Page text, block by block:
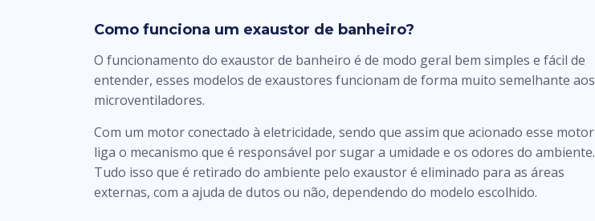
Como funciona um exaustor de banheiro?
O funcionamento do exaustor de banheiro é de modo geral bem simples e fácil de
entender, esses modelos de exaustores funcionam de forma muito semelhante aos
microventiladores.
Com um motor conectado à eletricidade, sendo que assim que acionado esse motor
liga o mecanismo que é responsável por sugar a umidade e os odores do ambiente.
Tudo isso que é retirado do ambiente pelo exaustor é eliminado para as áreas
externas, com a ajuda de dutos ou não, dependendo do modelo escolhido.